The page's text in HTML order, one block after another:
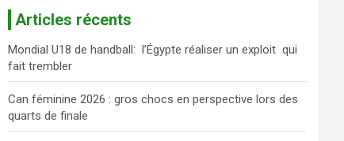
r
c
h
e
r
Articles récents
Mondial U18 de handball: l’Égypte réaliser un exploit qui
fait trembler
Can féminine 2026 : gros chocs en perspective lors des
quarts de finale